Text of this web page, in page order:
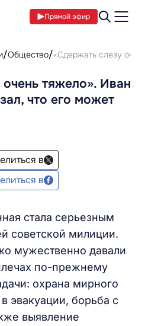
Прямой эфир
Общество «Сдержать слезу
тяжело». Иван
что его может
в
в
стала серьезным
советской милиции.
мужественно давали
по-прежнему
охрана мирного
эвакуации, борьба с
выявление